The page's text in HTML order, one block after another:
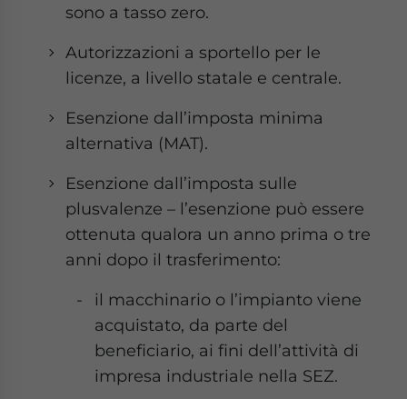
sono a tasso zero.
Autorizzazioni a sportello per le
licenze, a livello statale e centrale.
Esenzione dall’imposta minima
alternativa (MAT).
Esenzione dall’imposta sulle
plusvalenze – l’esenzione può essere
ottenuta qualora un anno prima o tre
anni dopo il trasferimento:
il macchinario o l’impianto viene
acquistato, da parte del
beneficiario, ai fini dell’attività di
impresa industriale nella SEZ.